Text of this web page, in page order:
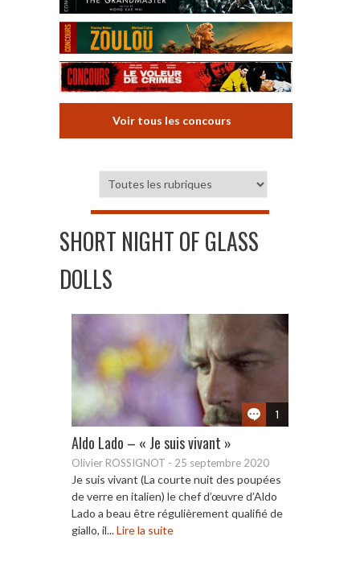
Voir tous les concours
SHORT NIGHT OF GLASS
DOLLS
1
Aldo Lado – « Je suis vivant »
Olivier ROSSIGNOT - 25 septembre 2020
Je suis vivant (La courte nuit des poupées
de verre en italien) le chef d’œuvre d’Aldo
Lado a beau être régulièrement qualifié de
giallo, il...Lire la suite